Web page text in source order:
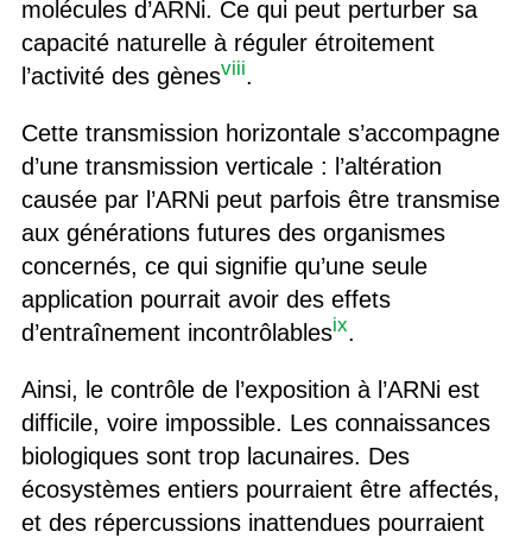
molécules d’ARNi. Ce qui peut perturber sa
capacité naturelle à réguler étroitement
l’activité des gènesviii.
Cette transmission horizontale s’accompagne
d’une transmission verticale : l’altération
causée par l’ARNi peut parfois être transmise
aux générations futuresdes organismes
concernés, ce qui signifie qu’une seule
application pourrait avoir des effets
d’entraînement incontrôlablesix.
Ainsi, le contrôle de l’exposition à l’ARNi est
difficile, voire impossible. Les connaissances
biologiques sont trop lacunaires. Des
écosystèmes entiers pourraient être affectés,
et des répercussions inattendues pourraient